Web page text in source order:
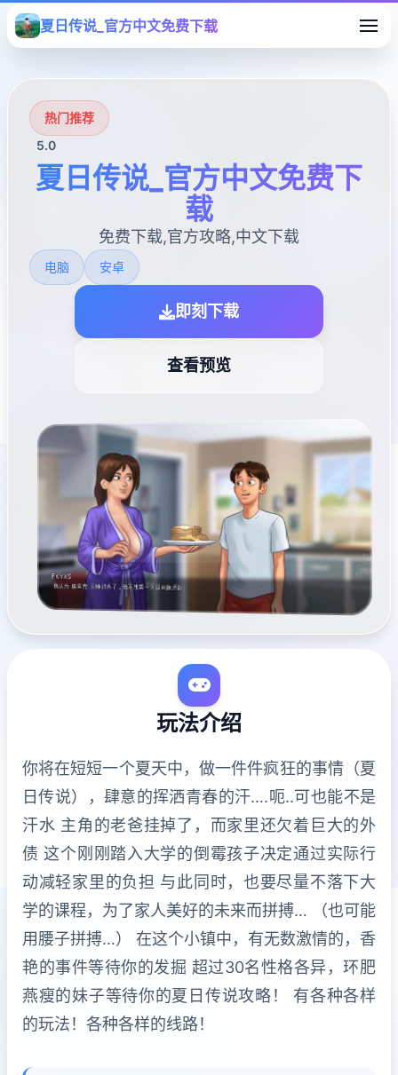
夏日传说_官方中文免费下载
热门推荐
5.0
夏日传说_官方中文免费下
载
免费下载,官方攻略,中文下载
电脑 安卓
即刻下载
查看预览
玩法介绍
你将在短短一个夏天中，做一件件疯狂的事情（夏
日传说），肆意的挥洒青春的汗….呃..可也能不是
汗水 主角的老爸挂掉了，而家里还欠着巨大的外
债 这个刚刚踏入大学的倒霉孩子决定通过实际行
动减轻家里的负担 与此同时，也要尽量不落下大
学的课程，为了家人美好的未来而拼搏… （也可能
用腰子拼搏…） 在这个小镇中，有无数激情的，香
艳的事件等待你的发掘 超过30名性格各异，环肥
燕瘦的妹子等待你的夏日传说攻略！ 有各种各样
的玩法！各种各样的线路！